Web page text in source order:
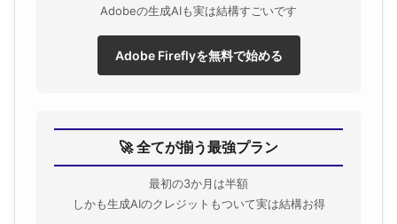
Adobeの生成AIも実は結構すごいです
Adobe Fireflyを無料で始める
🚀 全てが揃う最強プラン
最初の3か月は半額
しかも生成AIのクレジットもついて実は結構お得